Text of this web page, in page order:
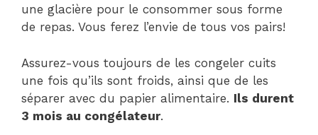
une glacière pour le consommer sous forme
de repas. Vous ferez l’envie de tous vos pairs!
Assurez-vous toujours de les congeler cuits
une fois qu’ils sont froids, ainsi que de les
séparer avec du papier alimentaire. Ils durent
3 mois au congélateur.